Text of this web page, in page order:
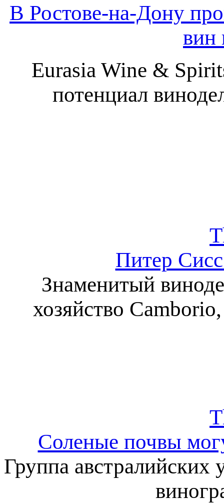
В Ростове-на-Дону
вин
Eurasia Wine &
потенциал
Питер
Знаменитый
хозяйство
Соленые почвы
Группа австралийских